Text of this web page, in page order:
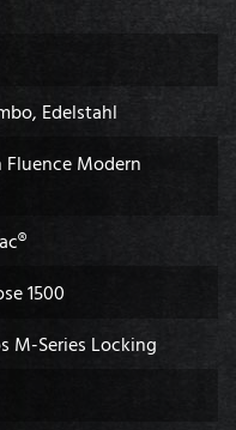
Edelstahl
Fluence Modern
1500
M-Series Locking